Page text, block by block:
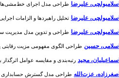
اسلامبولچی، علیرضا طراحی مدل اجرای خط‌‌مشی‌‌های
اسلامبولچی، علیرضا تحلیل راهبردها و الزامات
اسلامبولچی، علیرضا طراحی و تدوین مدل مدیریت
اسلامی، حسین طراحی الگوی مفهومی مزیت رقابتی
اسماعیلیان، مجید رتبه‌بندی و مقایسه عوامل اثرگذار
اصغرزاده، عزت‌الله طراحی مدل گسترش حسابداری